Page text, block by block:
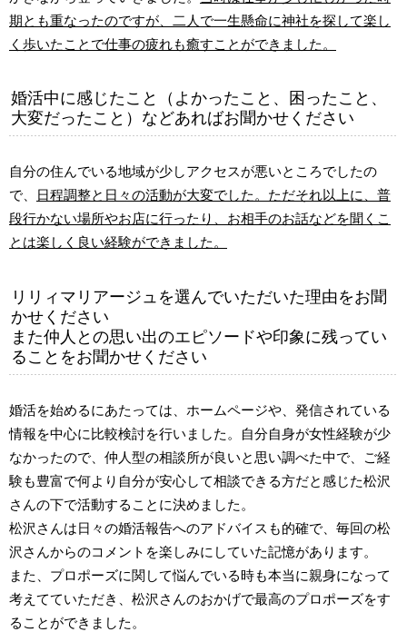
期とも重なったのですが、二人で一生懸命に神社を探して楽し
く歩いたことで仕事の疲れも癒すことができました。
婚活中に感じたこと（よかったこと、困ったこと、
大変だったこと）などあればお聞かせください
自分の住んでいる地域が少しアクセスが悪いところでしたの
で、
日程調整と日々の活動が大変でした。ただそれ以上に、普
段行かない場所やお店に行ったり、お相手のお話などを聞くこ
とは楽しく良い経験ができました。
リリィマリアージュを選んでいただいた理由をお聞
かせください
また仲人との思い出のエピソードや印象に残ってい
ることをお聞かせください
婚活を始めるにあたっては、ホームページや、発信されている
情報を中心に比較検討を行いました。自分自身が女性経験が少
なかったので、仲人型の相談所が良いと思い調べた中で、ご経
験も豊富で何より自分が安心して相談できる方だと感じた松沢
さんの下で活動することに決めました。
松沢さんは日々の婚活報告へのアドバイスも的確で、毎回の松
沢さんからのコメントを楽しみにしていた記憶があります。
また、プロポーズに関して悩んでいる時も本当に親身になって
考えてていただき、松沢さんのおかげで最高のプロポーズをす
ることができました。